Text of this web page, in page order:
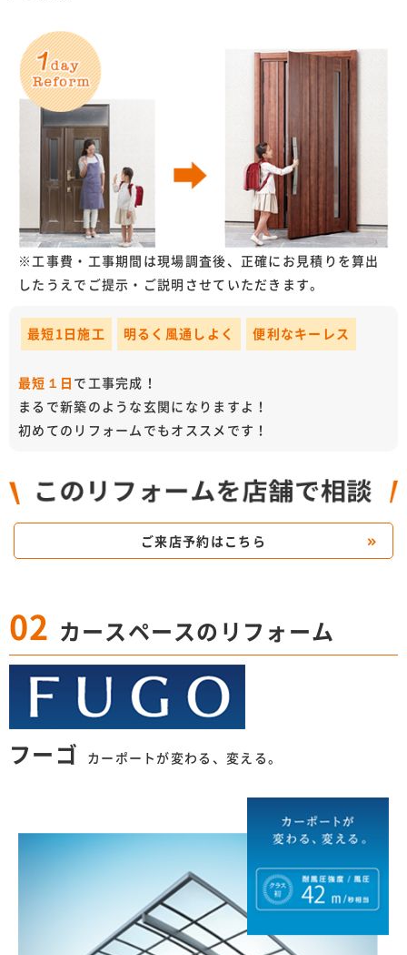
※工事費・工事期間は現場調査後、正確にお見積りを算出
したうえでご提示・ご説明させていただきます。
最短1日施工 明るく風通しよく 便利なキーレス
最短１日 で工事完成！
まるで新築のような玄関になりますよ！
初めてのリフォームでもオススメです！
ご来店予約はこちら
02 カースペースのリフォーム
フーゴ カーポートが変わる、変える。